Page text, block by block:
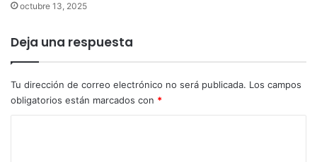
octubre 13, 2025
Deja una respuesta
Tu dirección de correo electrónico no será publicada. Los campos
obligatorios están marcados con *